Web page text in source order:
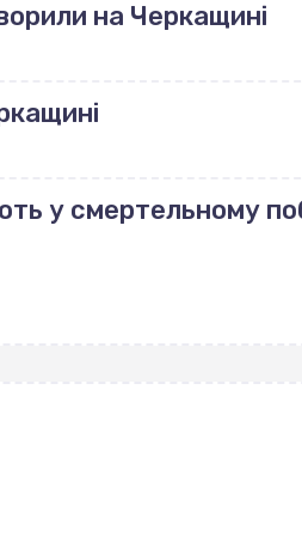
на Черкащині
у смертельному